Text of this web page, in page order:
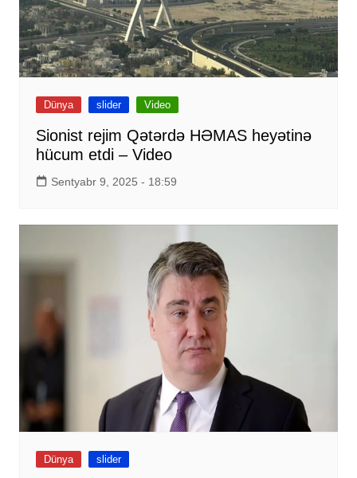
Dünya slider Video
Sionist rejim Qətərdə HƏMAS heyətinə
hücum etdi – Video
Sentyabr 9, 2025 - 18:59
Dünya slider